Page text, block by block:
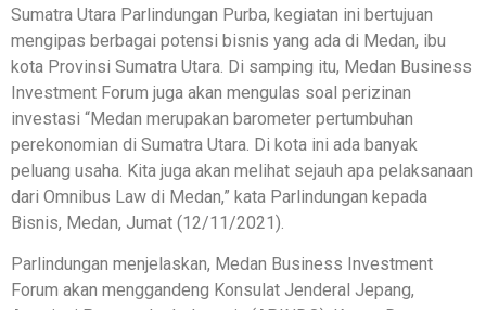
Sumatra Utara Parlindungan Purba, kegiatan ini bertujuan
mengipas berbagai potensi bisnis yang ada di Medan, ibu
kota Provinsi Sumatra Utara. Di samping itu, Medan Business
Investment Forum juga akan mengulas soal perizinan
investasi “Medan merupakan barometer pertumbuhan
perekonomian di Sumatra Utara. Di kota ini ada banyak
peluang usaha. Kita juga akan melihat sejauh apa pelaksanaan
dari Omnibus Law di Medan,” kata Parlindungan kepada
Bisnis, Medan, Jumat (12/11/2021).
Parlindungan menjelaskan, Medan Business Investment
Forum akan menggandeng Konsulat Jenderal Jepang,